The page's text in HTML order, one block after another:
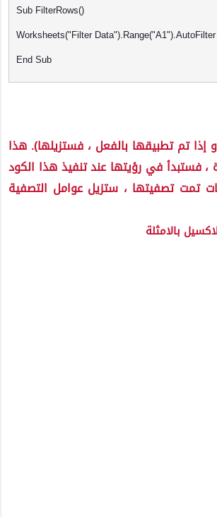
Sub FilterRows()
Worksheets("Filter Data").Range("A1").AutoFilter
End Sub
إذا تم تطبيقها بالفعل ، فستزيلها). هذا
فستبدأ في رؤيتها عند تنفيذ هذا الكود
تمت تصفيتها ، ستزيل عوامل التصفية
بالامثلة